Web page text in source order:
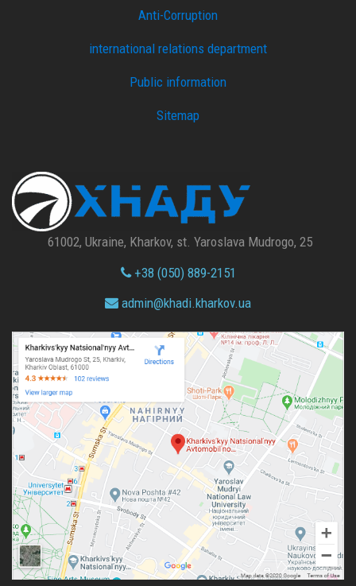
Anti-Corruption
international relations department
Public information
Sitemap
61002, Ukraine, Kharkov, st. Yaroslava Mudrogo, 25
+38 (050) 889-2151
admin@khadi.kharkov.ua